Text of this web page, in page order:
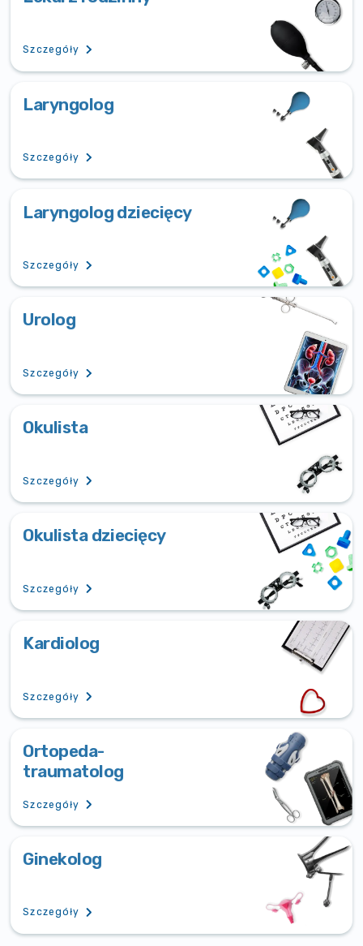
Szczegóły
Laryngolog
Szczegóły
Laryngolog dziecięcy
Szczegóły
Urolog
Szczegóły
Okulista
Szczegóły
Okulista dziecięcy
Szczegóły
Kardiolog
Szczegóły
Ortopeda-
traumatolog
Szczegóły
Ginekolog
Szczegóły